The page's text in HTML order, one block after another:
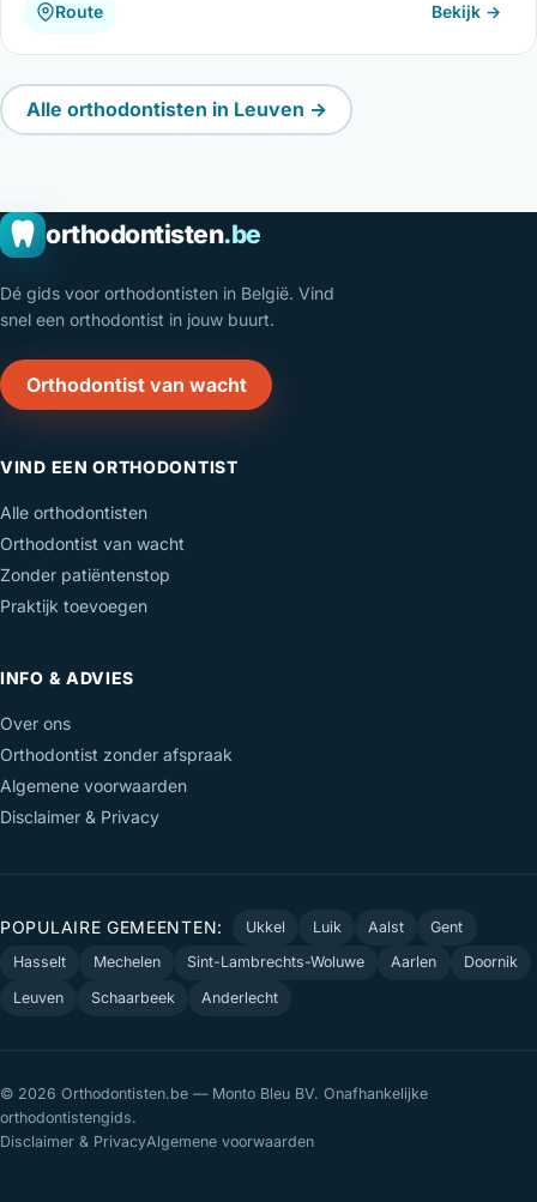
Route Bekijk →
Alle orthodontisten in Leuven →
orthodontisten.be
Dé gids voor orthodontisten in België. Vind
snel een orthodontist in jouw buurt.
Orthodontist van wacht
VIND EEN ORTHODONTIST
Alle orthodontisten
Orthodontist van wacht
Zonder patiëntenstop
Praktijk toevoegen
INFO & ADVIES
Over ons
Orthodontist zonder afspraak
Algemene voorwaarden
Disclaimer & Privacy
POPULAIRE GEMEENTEN: Ukkel Luik Aalst
Gent
Hasselt
Mechelen Sint-Lambrechts-Woluwe Aarlen
Doornik
Leuven
Schaarbeek Anderlecht
© 2026 Orthodontisten.be — Monto Bleu BV. Onafhankelijke
orthodontistengids.
Disclaimer & PrivacyAlgemene voorwaarden